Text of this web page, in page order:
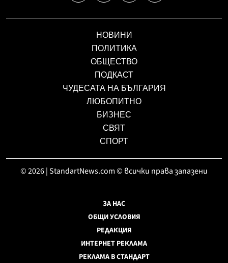
НОВИНИ
ПОЛИТИКА
ОБЩЕСТВО
ПОДКАСТ
ЧУДЕСАТА НА БЪЛГАРИЯ
ЛЮБОПИТНО
БИЗНЕС
СВЯТ
СПОРТ
© 2026 | StandartNews.com © всички права запазени
ЗА НАС
ОБЩИ УСЛОВИЯ
РЕДАКЦИЯ
ИНТЕРНЕТ РЕКЛАМА
РЕКЛАМА В СТАНДАРТ